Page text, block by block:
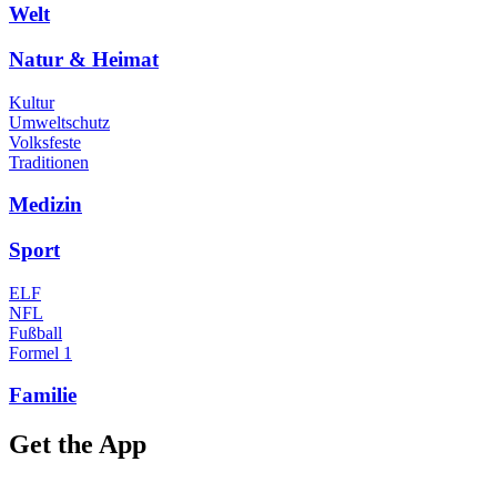
Welt
Natur & Heimat
Kultur
Umweltschutz
Volksfeste
Traditionen
Medizin
Sport
ELF
NFL
Fußball
Formel 1
Familie
Get the App